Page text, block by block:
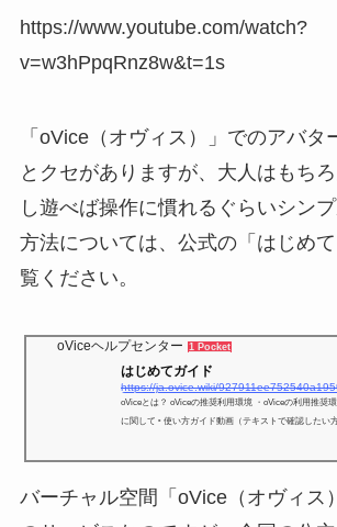
https://www.youtube.com/watch?
v=w3hPpqRnz8w&t=1s
「oVice（オヴィス）」でのアバタ
とクセがありますが、大人はもち
し遊べば操作に慣れるぐらいシン
方法については、公式の「はじめ
覧ください。
oViceヘルプセンター 1 Pocket
はじめてガイド
https://ja.ovice.wiki/
oViceとは？ oViceの推奨利用環境 ・oViceの利用推奨
に関して ‣ 使い方ガイド動画（テキストで確認したい方はこちら） oViceのレイア
リティに関するよくある質問はこちら ‣ oVice使い方説明会 下記リンクよりご確認
バーチャル空間「oVice（オヴィス